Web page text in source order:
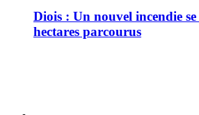
Diois : Un nouvel incendie
hectares parcourus